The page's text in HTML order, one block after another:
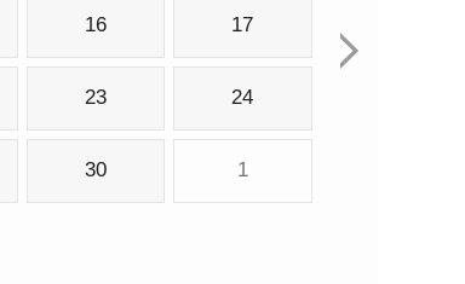
16 17
23 24
30 1